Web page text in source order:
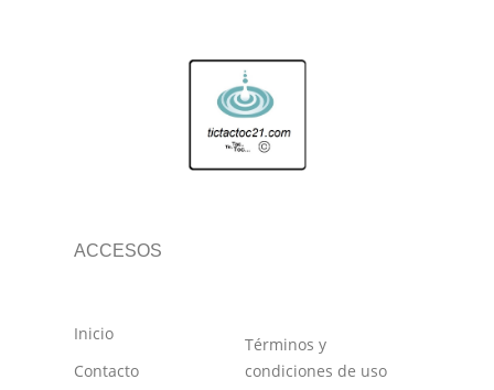
ACCESOS
Inicio
Contacto
Términos y
condiciones de uso